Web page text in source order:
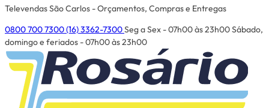
Televendas São Carlos - Orçamentos, Compras e Entregas
0800 700 7300(16) 3362-7300Seg a Sex - 07h00 às 23h00Sábado,
domingo e feriados - 07h00 às 23h00